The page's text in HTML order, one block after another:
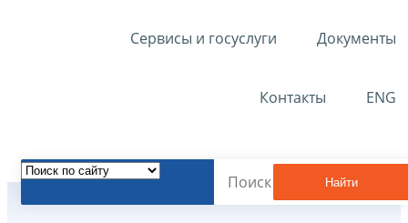
Сервисы и госуслуги Документы
Контакты ENG
Найти